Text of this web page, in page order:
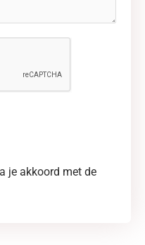
je akkoord met de